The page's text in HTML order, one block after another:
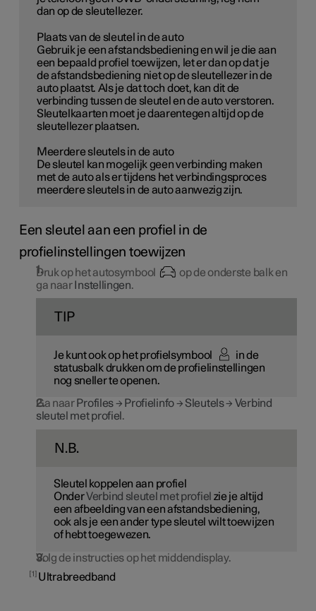
dan op de sleutellezer.
Plaats van de sleutel in de auto
Gebruik je een afstandsbediening en wil je die aan
een bepaald profiel toewijzen, let er dan op dat je
de afstandsbediening niet op de sleutellezer in de
auto plaatst. Als je dat toch doet, kan dit de
verbinding tussen de sleutel en de auto verstoren.
Sleutelkaarten moet je daarentegen altijd op de
sleutellezer plaatsen.
Meerdere sleutels in de auto
De sleutel kan mogelijk geen verbinding maken
met de auto als er tijdens het verbindingsproces
meerdere sleutels in de auto aanwezig zijn.
Een sleutel aan een profiel in de
profielinstellingen toewijzen
Druk op het autosymbool
op de onderste balk en
ga naar Instellingen.
TIP
Je kunt ook op het profielsymbool
in de
statusbalk drukken om de profielinstellingen
nog sneller te openen.
Ga naar Profiles→ Profielinfo→ Sleutels→ Verbind
sleutel met profiel .
N.B.
Sleutel koppelen aan profiel
OnderVerbind sleutel met profiel zie je altijd
een afbeelding van een afstandsbediening,
ook als je een ander type sleutel wilt toewijzen
of hebt toegewezen.
Volg de instructies op het middendisplay.
1 Ultrabreedband